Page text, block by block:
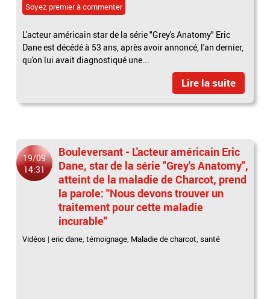
Soyez premier à commenter
L'acteur américain star de la série "Grey's Anatomy" Eric
Dane est décédé à 53 ans, après avoir annoncé, l'an dernier,
qu'on lui avait diagnostiqué une...
Lire la suite
19/09
14:31
Bouleversant - L'acteur américain Eric
Dane, star de la série "Grey's Anatomy",
atteint de la maladie de Charcot, prend
la parole: "Nous devons trouver un
traitement pour cette maladie
incurable"
Vidéos |eric dane,témoignage, Maladie de charcot,santé